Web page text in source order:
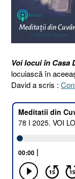
Voi locui în Casa
locuiască în
David a scris :